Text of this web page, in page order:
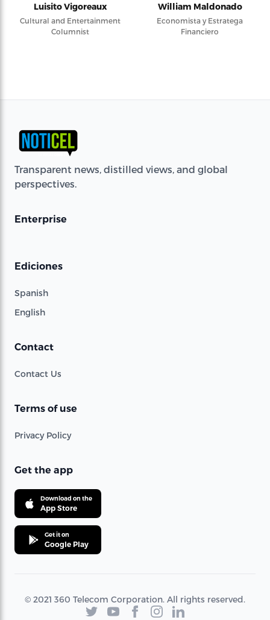
Luisito Vigoreaux
Cultural and Entertainment
Columnist
William Maldonado
Economista y Estratega
Financiero
Transparent news, distilled views, and global
perspectives.
Enterprise
Ediciones
Spanish
English
Contact
Contact Us
Terms of use
Privacy Policy
Get the app
Download on the
App Store
Get it on
Google Play
© 2021 360 Telecom Corporation. All rights reserved.